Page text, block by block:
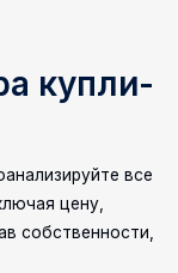
купли-
все
цену,
собственности,